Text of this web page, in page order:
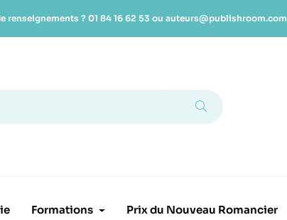
renseignements ? 01 84 16 62 53 ou auteurs@publishroom.com
Formations Prix du Nouveau Romancier